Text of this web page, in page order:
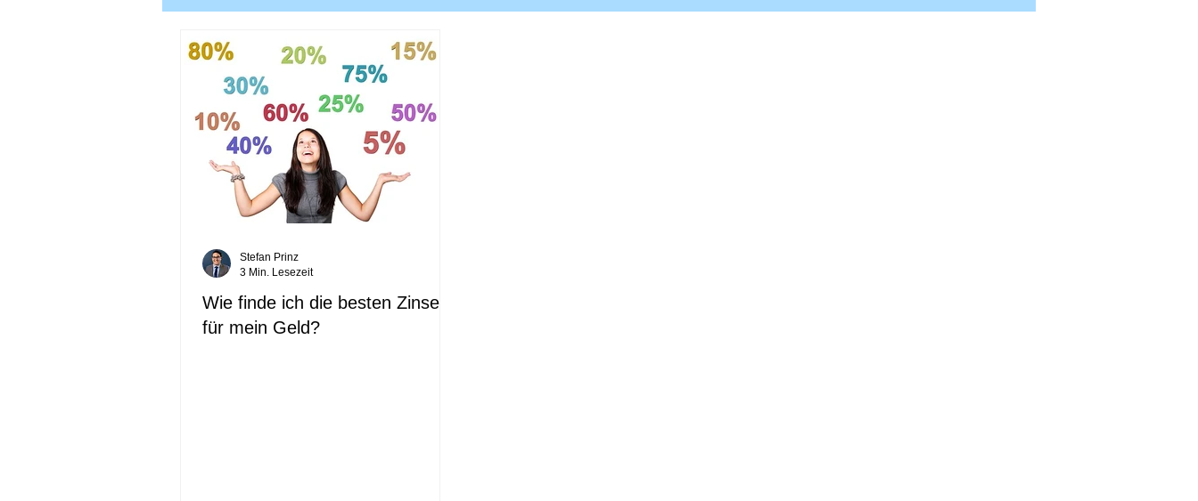
Steuern Recht Bausparen
Wie finde ich die besten Zinsen
für mein Geld?
Stefan Prinz
3 Min. Lesezeit